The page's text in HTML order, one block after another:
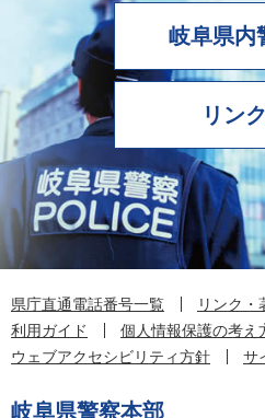
岐阜県内
リン
県庁直通電話番号一覧
リンク・
利用ガイド
個人情報保護の考え
ウェブアクセシビリティ方針
サ
岐阜県警察本部